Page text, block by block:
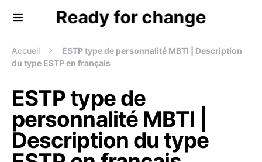
Ready for change
Recherche de:
Accueil
ESTP type de personnalité MBTI | Description
du type ESTP en français
ESTP type de
personnalité MBTI |
Description du type